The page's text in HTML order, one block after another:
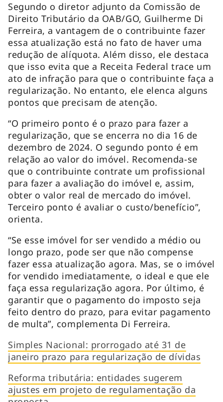
Segundo o diretor adjunto da Comissão de
Direito Tributário da OAB/GO, Guilherme Di
Ferreira, a vantagem de o contribuinte fazer
essa atualização está no fato de haver uma
redução de alíquota. Além disso, ele destaca
que isso evita que a Receita Federal trace um
ato de infração para que o contribuinte faça a
regularização. No entanto, ele elenca alguns
pontos que precisam de atenção.
“O primeiro ponto é o prazo para fazer a
regularização, que se encerra no dia 16 de
dezembro de 2024. O segundo ponto é em
relação ao valor do imóvel. Recomenda-se
que o contribuinte contrate um profissional
para fazer a avaliação do imóvel e, assim,
obter o valor real de mercado do imóvel.
Terceiro ponto é avaliar o custo/benefício”,
orienta.
“Se esse imóvel for ser vendido a médio ou
longo prazo, pode ser que não compense
fazer essa atualização agora. Mas, se o imóvel
for vendido imediatamente, o ideal e que ele
faça essa regularização agora. Por último, é
garantir que o pagamento do imposto seja
feito dentro do prazo, para evitar pagamento
de multa”, complementa Di Ferreira.
Simples Nacional: prorrogado até 31 de
janeiro prazo para regularização de dívidas
Reforma tributária: entidades sugerem
ajustes em projeto de regulamentação da